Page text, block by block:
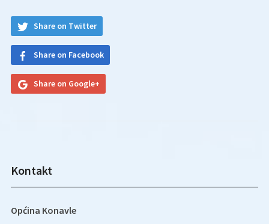
Share on Twitter
Share on Facebook
Share on Google+
Kontakt
Općina Konavle